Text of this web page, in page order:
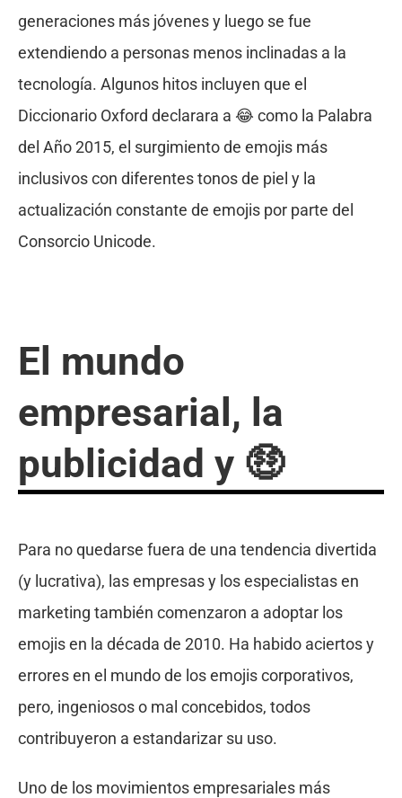
generaciones más jóvenes y luego se fue
extendiendo a personas menos inclinadas a la
tecnología. Algunos hitos incluyen que el
Diccionario Oxford declarara a 😂 como la Palabra
del Año 2015, el surgimiento de emojis más
inclusivos con diferentes tonos de piel y la
actualización constante de emojis por parte del
Consorcio Unicode.
El mundo
empresarial, la
publicidad y 🤑
Para no quedarse fuera de una tendencia divertida
(y lucrativa), las empresas y los especialistas en
marketing también comenzaron a adoptar los
emojis en la década de 2010. Ha habido aciertos y
errores en el mundo de los emojis corporativos,
pero, ingeniosos o mal concebidos, todos
contribuyeron a estandarizar su uso.
Uno de los movimientos empresariales más